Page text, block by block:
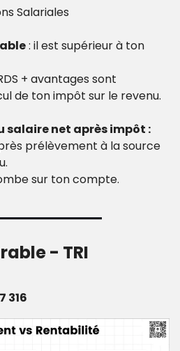
Salariales
: il est supérieur à ton
+ avantages sont
de ton impôt sur le revenu.
prélèvement à la source
sur ton compte.
- TRI
316